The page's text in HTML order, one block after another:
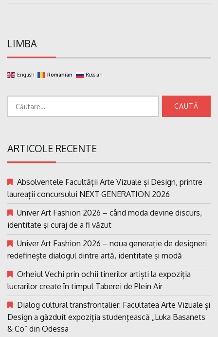
LIMBA
English Romanian Russian
ARTICOLE RECENTE
Absolventele Facultății Arte Vizuale și Design, printre
laureații concursului NEXT GENERATION 2026
Univer Art Fashion 2026 – când moda devine discurs,
identitate și curaj de a fi văzut
Univer Art Fashion 2026 – noua generație de designeri
redefinește dialogul dintre artă, identitate și modă
Orheiul Vechi prin ochii tinerilor artiști la expoziția
lucrarilor create în timpul Taberei de Plein Air
Dialog cultural transfrontalier: Facultatea Arte Vizuale și
Design a găzduit expoziția studențească „Luka Basanets
& Co” din Odessa